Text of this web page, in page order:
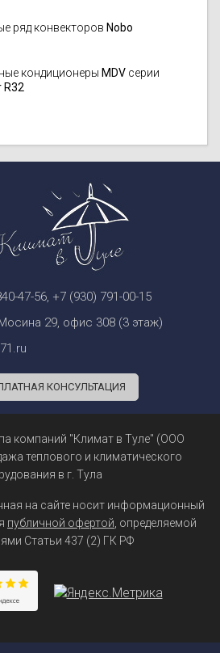
ряд конвекторов Nobo
кондиционеры MDV серии
R32
47-56 +7 (930) 791-00-15
29, офис 308 (3 этаж)
КОНСУЛЬТАЦИЯ
компаний "Климат в Туле" (ООО
теплового и климатического
в г. Тула
на сайте носит информационный
публичной офертой , определяемой
Статьи 437 (2) ГК РФ